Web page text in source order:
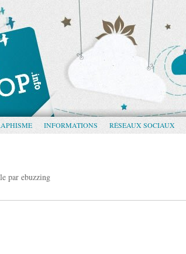
INFORMATIONS RÉSEAUX SOCIAUX
par ebuzzing